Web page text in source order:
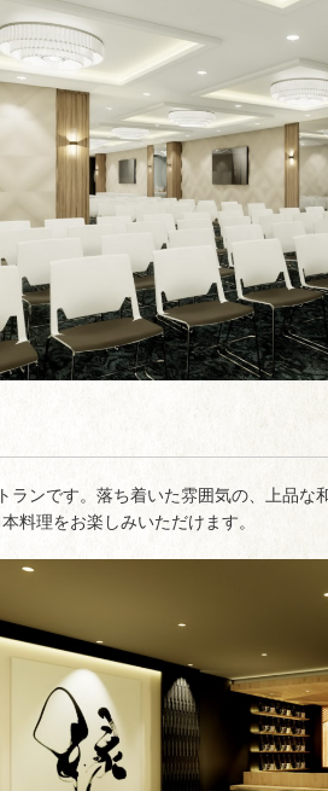
ランです。落ち着いた雰囲気の、上品な
料理をお楽しみいただけます。